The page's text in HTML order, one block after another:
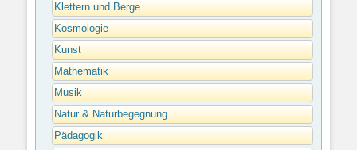
Klettern und Berge
Kosmologie
Kunst
Mathematik
Musik
Natur & Naturbegegnung
Pädagogik